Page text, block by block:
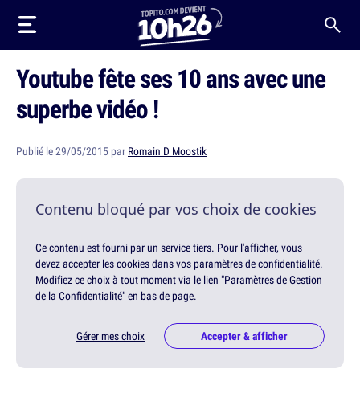
Youtube fête ses 10 ans avec une
superbe vidéo !
Publié le 29/05/2015 par Romain D Moostik
Contenu bloqué par vos choix de cookies
Ce contenu est fourni par un service tiers. Pour l'afficher, vous
devez accepter les cookies dans vos paramètres de confidentialité.
Modifiez ce choix à tout moment via le lien "Paramètres de Gestion
de la Confidentialité" en bas de page.
Gérer mes choix Accepter & afficher